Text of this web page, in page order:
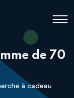
de 70
à cadeau